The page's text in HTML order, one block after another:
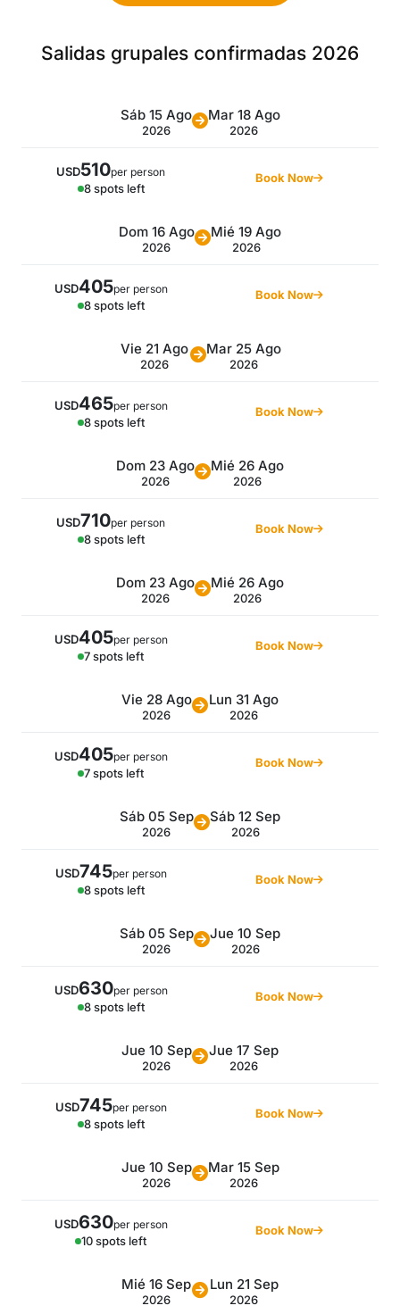
Salidas grupales confirmadas 2026
Sáb 15 Ago
2026
Mar 18 Ago
2026
USD510per person
8 spots left
Book Now
Dom 16 Ago
2026
Mié 19 Ago
2026
USD405per person
8 spots left
Book Now
Vie 21 Ago
2026
Mar 25 Ago
2026
USD465per person
8 spots left
Book Now
Dom 23 Ago
2026
Mié 26 Ago
2026
USD710per person
8 spots left
Book Now
Dom 23 Ago
2026
Mié 26 Ago
2026
USD405per person
7 spots left
Book Now
Vie 28 Ago
2026
Lun 31 Ago
2026
USD405per person
7 spots left
Book Now
Sáb 05 Sep
2026
Sáb 12 Sep
2026
USD745per person
8 spots left
Book Now
Sáb 05 Sep
2026
Jue 10 Sep
2026
USD630per person
8 spots left
Book Now
Jue 10 Sep
2026
Jue 17 Sep
2026
USD745per person
8 spots left
Book Now
Jue 10 Sep
2026
Mar 15 Sep
2026
USD630per person
10 spots left
Book Now
Mié 16 Sep
2026
Lun 21 Sep
2026